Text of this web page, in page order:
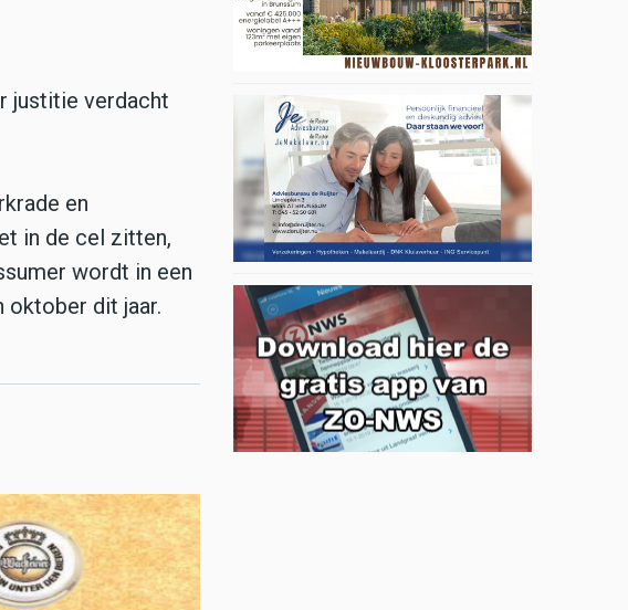
justitie verdacht
en
in de cel zitten,
wordt in een
oktober dit jaar.